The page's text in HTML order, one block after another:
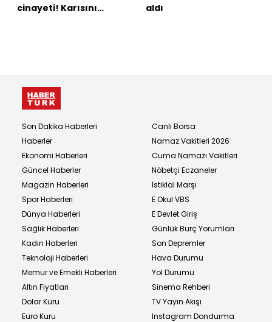
cinayeti! Karısını
aldı
Son Dakika Haberleri
Haberler
Ekonomi Haberleri
Güncel Haberler
Magazin Haberleri
Spor Haberleri
Dünya Haberleri
Sağlık Haberleri
Kadın Haberleri
Teknoloji Haberleri
Memur ve Emekli Haberleri
Altın Fiyatları
Dolar Kuru
Euro Kuru
Canlı Borsa
Namaz Vakitleri 2026
Cuma Namazı Vakitleri
Nöbetçi Eczaneler
İstiklal Marşı
E Okul VBS
E Devlet Giriş
Günlük Burç Yorumları
Son Depremler
Hava Durumu
Yol Durumu
Sinema Rehberi
TV Yayın Akışı
Instagram Dondurma